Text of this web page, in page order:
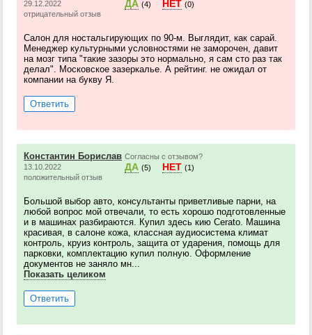
29.12.2022
отрицательный отзыв
ДА (4) НЕТ (0)
Салон для ностальгирующих по 90-м. Выглядит, как сарай.
Менеджер культурными условностями не заморочен, давит
на мозг типа "такие зазоры это нормально, я сам сто раз так
делал". Московское зазеркалье. А рейтинг. не ожидал от
компании на букву Я.
Ответить
Константин Борислав
13.10.2022
положительный отзыв
Согласны с отзывом?
ДА (5) НЕТ (1)
Большой выбор авто, консультанты приветливые парни, на
любой вопрос мой отвечали, то есть хорошо подготовленные
и в машинах разбираются. Купил здесь кию Cerato. Машина
красивая, в салоне кожа, классная аудиосистема климат
контроль, круиз контроль, защита от ударения, помощь для
парковки, комплектацию купил полную. Оформление
документов не заняло мн...
Показать целиком
Ответить